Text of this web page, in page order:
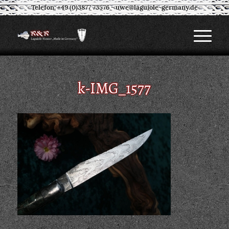
Telefon: +49 (0)3877 73576-uwe@laguiole-germany.de
k-IMG_1577